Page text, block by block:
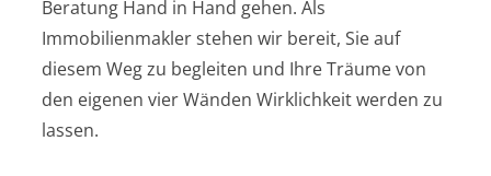
Beratung Hand in Hand gehen. Als
Immobilienmakler stehen wir bereit, Sie auf
diesem Weg zu begleiten und Ihre Träume von
den eigenen vier Wänden Wirklichkeit werden zu
lassen.